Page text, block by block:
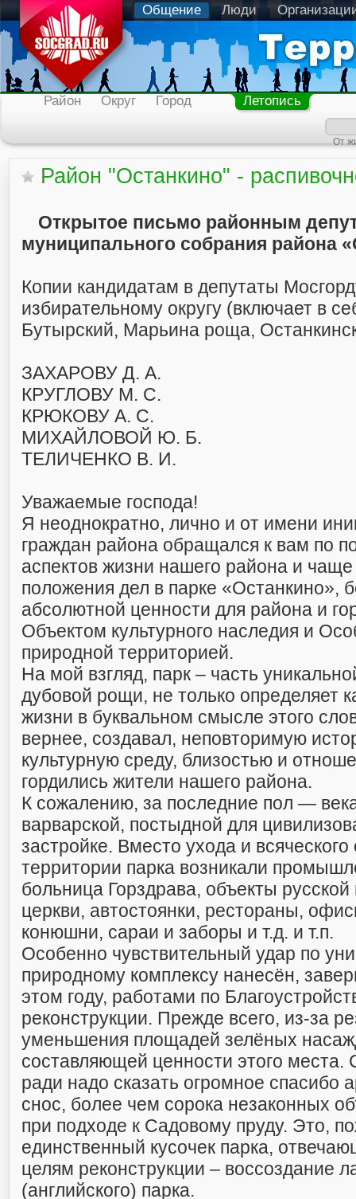
Общение Люди
Район Округ Город Летопись
От
Район "Останкино" -
Открытое письмо районным
муниципального собрания района
Копии кандидатам в депутаты
избирательному округу (включает в
Бутырский, Марьина роща,
ЗАХАРОВУ Д. А.
КРУГЛОВУ М. С.
КРЮКОВУ А. С.
МИХАЙЛОВОЙ Ю. Б.
ТЕЛИЧЕНКО В. И.
Уважаемые господа!
Я неоднократно, лично и от имени
граждан района обращался к вам по
аспектов жизни нашего района и чаще
положения дел в парке «Останкино»,
абсолютной ценности для района и
Объектом культурного наследия и
природной территорией.
На мой взгляд, парк – часть
дубовой рощи, не только определяет
жизни в буквальном смысле этого
вернее, создавал, неповторимую
культурную среду, близостью и
гордились жители нашего района.
К сожалению, за последние пол —
варварской, постыдной для
застройке. Вместо ухода и
территории парка возникали
больница Горздрава, объекты
церкви, автостоянки, рестораны,
конюшни, сараи и заборы и т.д. и т.п.
Особенно чувствительный удар по
природному комплексу нанесён,
этом году, работами по
реконструкции. Прежде всего, из-за
уменьшения площадей зелёных
составляющей ценности этого места.
ради надо сказать огромное спасибо
снос, более чем сорока незаконных
при подходе к Садовому пруду. Это,
единственный кусочек парка,
целям реконструкции – воссоздание
(английского) парка.